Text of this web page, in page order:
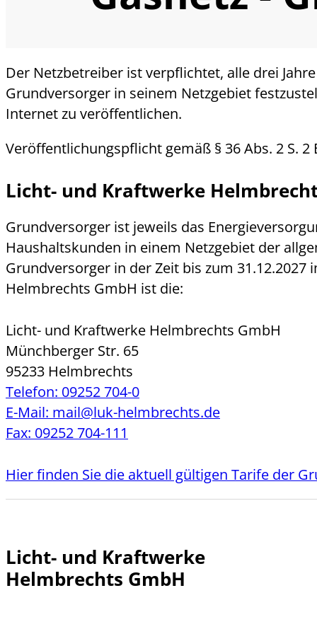
Der Netzbetreiber ist verpflichtet, alle drei
Grundversorger in seinem Netzgebiet
Internet zu veröffentlichen.
Veröffentlichungspflicht gemäß § 36 Abs. 2 S. 2
Licht- und Kraftwerke
Grundversorger ist jeweils das
Haushaltskunden in einem Netzgebiet der
Grundversorger in der Zeit bis zum
Helmbrechts GmbH ist die:
Licht- und Kraftwerke Helmbrechts GmbH
Münchberger Str. 65
95233 Helmbrechts
Telefon: 09252 704-0
E-Mail: mail@luk-helmbrechts.de
Fax: 09252 704-111
Hier finden Sie die aktuell gültigen Tarife der
Licht- und Kraftwerke
Helmbrechts GmbH